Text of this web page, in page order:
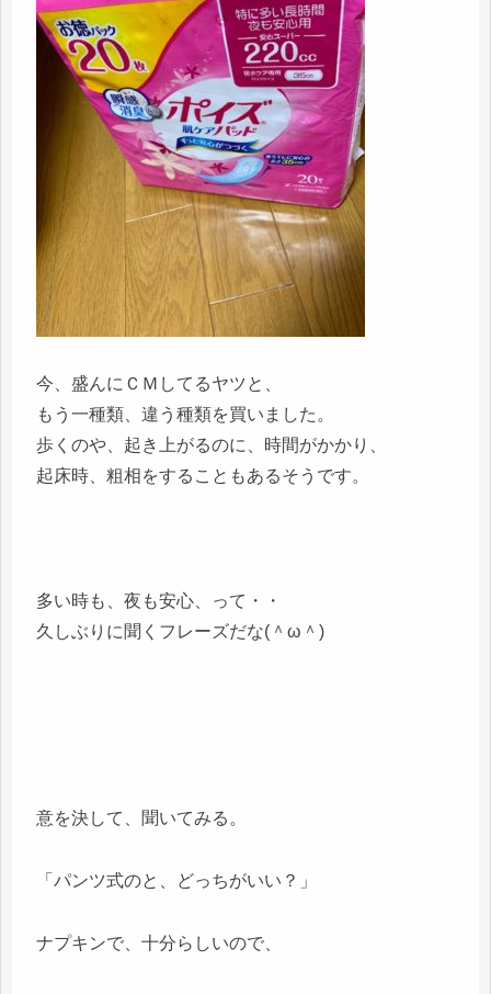
今、盛んにＣＭしてるヤツと、
もう一種類、違う種類を買いました。
歩くのや、起き上がるのに、時間がかかり、
起床時、粗相をすることもあるそうです。
多い時も、夜も安心、って・・
久しぶりに聞くフレーズだな(＾ω＾)
意を決して、聞いてみる。
「パンツ式のと、どっちがいい？」
ナプキンで、十分らしいので、